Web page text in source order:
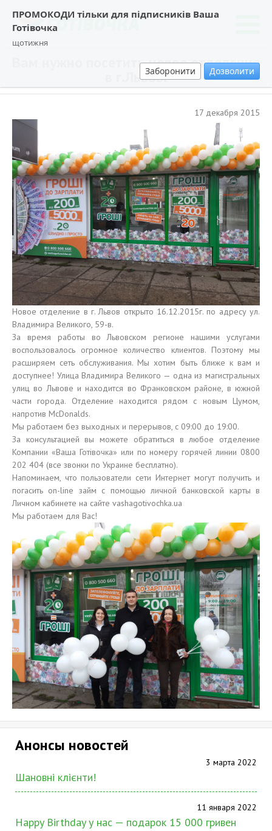
ПРОМОКОДИ тільки для підписників Ваша
Готівочка
щотижня
Заборонити Дозволити
Вам нужно посетить новое отделение
в г.Львов.
17 декабря 2015
Новое отделение в г. Львов открыто 16.12.2015г. по адресу ул.
Владимира Великого, 59-в.
За время работы во Львовском регионе нашими услугами
воспользовалось огромное количество клиентов. Поэтому мы
расширяем сеть обслуживания. Мы хотим быть ближе к вам и
доступнее! Улица Владимира Великого — одна из магистральных
улиц во Львове и находится во Франковском районе, в южной
части города. Отделение находится рядом с новым Цумом,
напротив McDonalds.
Мы работаем без выходных и перерывов, с 09:00 до 19:00.
За консультацией вы можете обратиться в любое отделение
Компании «Ваша Готівочка» или по номеру горячей линии 0800
202 404 (все звонки по Украине бесплатно).
Напоминаем, что пользователи сети Интернет могут получить и
погасить on-line займ с помощью личной банковской карты в
Личном кабинете на сайте vashagotivochka.ua
Мы работаем для Вас!
Анонсы новостей
3 марта 2022
Шановні клієнти!
11 января 2022
Happy Birthday у нас — подарок 15 000 гривен